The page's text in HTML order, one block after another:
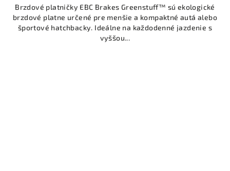
Brzdové platničky EBC Brakes Greenstuff™ sú ekologické
brzdové platne určené pre menšie a kompaktné autá alebo
športové hatchbacky. Ideálne na každodenné jazdenie s
vyššou...